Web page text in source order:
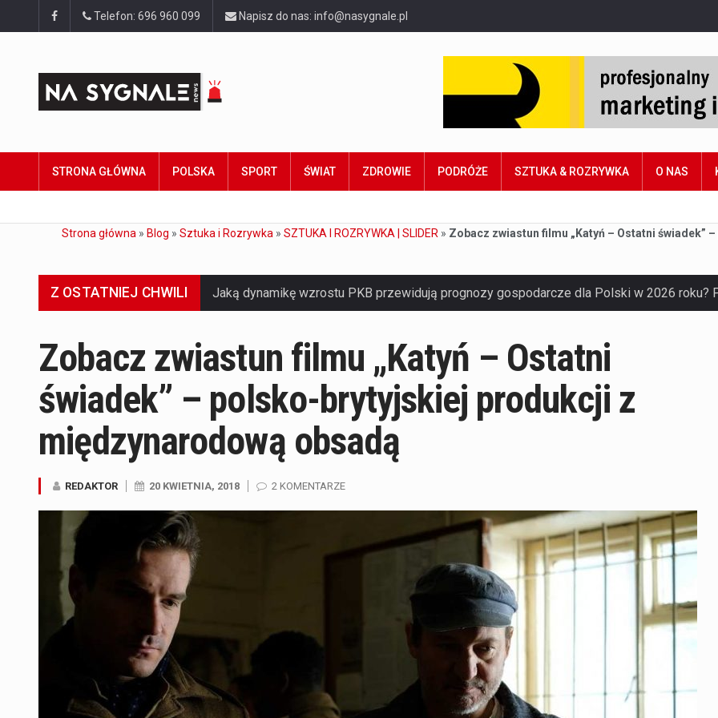
Telefon: 696 960 099 Napisz do nas: info@nasygnale.pl
STRONA GŁÓWNA POLSKA SPORT ŚWIAT ZDROWIE PODRÓŻE SZTUKA & ROZRYWKA O NAS
Strona główna » Blog » Sztuka i Rozrywka » SZTUKA I ROZRYWKA | SLIDER » Zobacz zwiastun filmu „Katyń – Ostatni
Z OSTATNIEJ CHWILI
Zobacz zwiastun filmu „Katyń – Ostatni
świadek” – polsko-brytyjskiej produkcji z
międzynarodową obsadą
REDAKTOR 20 KWIETNIA, 2018 2 KOMENTARZE